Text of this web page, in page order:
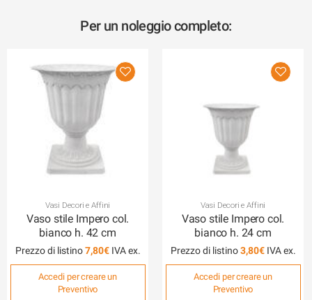
Per un noleggio completo:
Vasi Decori e Affini
Vaso stile Impero col.
bianco h. 42 cm
Prezzo di listino7,80€
Accedi per creare un
Preventivo
Vasi Decori e Affini
Vaso stile Impero col.
bianco h. 24 cm
Prezzo di listino3,80€
Accedi per creare un
Preventivo